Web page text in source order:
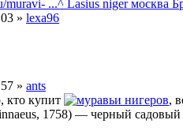
muravi- ...^ Lasius niger москва
» lexa96
» ants
кто купит
нигеров,
1758) — черный садовый